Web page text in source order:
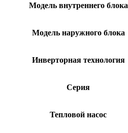
Модель внутреннего блока
Модель наружного блока
Инверторная технология
Серия
Тепловой насос